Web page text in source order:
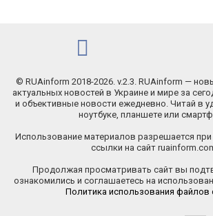
© RUAinform 2018-2026. v.2.3. RUAinform —
актуальных новостей в Украине и мире за
и объективные новости ежедневно. Читай в
ноутбуке, планшете или
Использование материалов разрешается
ссылки на сайт
Продолжая просматривать сайт вы
ознакомились и соглашаетесь на
Политика использования файлов